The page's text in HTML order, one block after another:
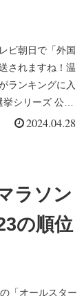
ビ朝日で「外国
されますね！温
ランキングに入
シリーズ 公式
2024.04.28
ラソン
の順位
「オールスター